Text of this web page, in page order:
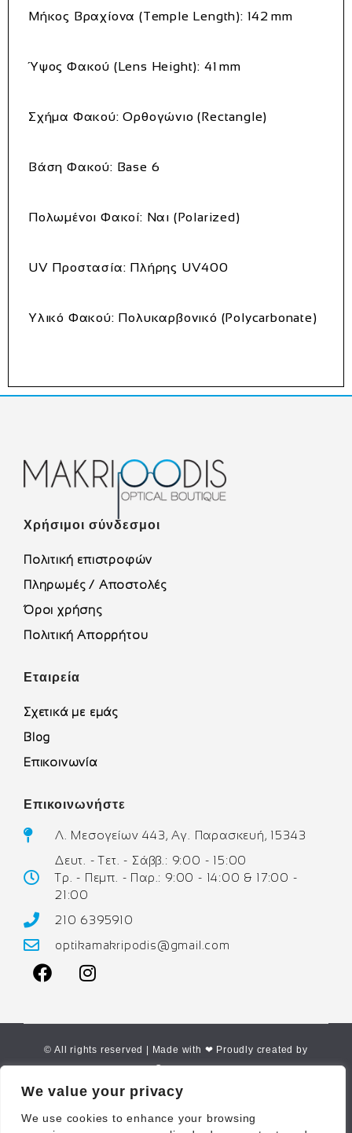
We value your privacy
We use cookies to enhance your browsing
Μήκος Βραχίονα (Temple Length): 142 mm
Ύψος Φακού (Lens Height): 41 mm
Σχήμα Φακού: Ορθογώνιο (Rectangle)
Βάση Φακού: Base 6
Πολωμένοι Φακοί: Ναι (Polarized)
UV Προστασία: Πλήρης UV400
Υλικό Φακού: Πολυκαρβονικό (Polycarbonate)
Χρήσιμοι σύνδεσμοι
Πολιτική επιστροφών
Πληρωμές / Αποστολές
Όροι χρήσης
Πολιτική Απορρήτου
Εταιρεία
Σχετικά με εμάς
Blog
Επικοινωνία
Επικοινωνήστε
Λ. Μεσογείων 443, Αγ. Παρασκευή, 15343
Δευτ. - Τετ. - Σάββ.: 9:00 - 15:00
Τρ. - Πεμπ. - Παρ.: 9:00 - 14:00 & 17:00 -
21:00
210 6395910
optikamakripodis@gmail.com
© All rights reserved | Made with ❤ Proudly created by
Corne.gr